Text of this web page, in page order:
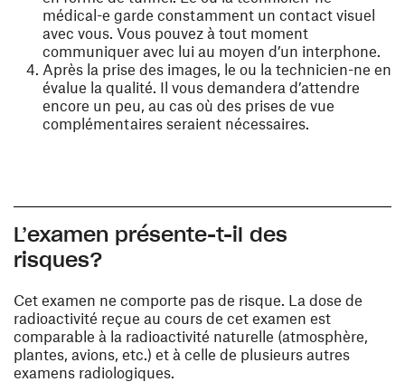
médical-e garde constamment un contact visuel
avec vous. Vous pouvez à tout moment
communiquer avec lui au moyen d’un interphone.
Après la prise des images, le ou la technicien-ne en
évalue la qualité. Il vous demandera d’attendre
encore un peu, au cas où des prises de vue
complémentaires seraient nécessaires.
L’examen présente-t-il des
risques?
Cet examen ne comporte pas de risque. La dose de
radioactivité reçue au cours de cet examen est
comparable à la radioactivité naturelle (atmosphère,
plantes, avions, etc.) et à celle de plusieurs autres
examens radiologiques.